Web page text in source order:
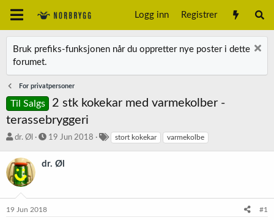
Logg inn Registrer
Bruk prefiks-funksjonen når du oppretter nye poster i dette
forumet.
For privatpersoner
Til Salgs
2 stk kokekar med varmekolber -
terassebryggeri
T
å
d
s
r
dr. Øl
S
r
19 Jun 2018 stort kokekar varmekolbe
dr. Øl
19 Jun 2018 #1